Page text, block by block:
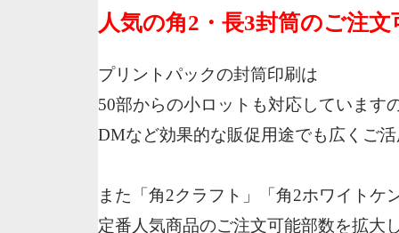
人気の角2・長3封筒のご注
プリントパックの封筒印刷は
50部からの小ロットも対応しています
DMなど効果的な販促用途でも広くご
また「角2クラフト」「角2ホワイトケ
定番人気商品のご注文可能部数を拡大